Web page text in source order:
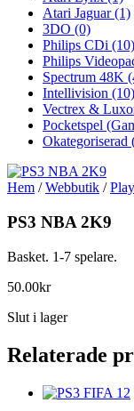
Atari Jaguar(1)
3DO (0)
Philips CDi (10)
Philips
Spectrum 48K
Intellivision (10)
Vectrex &
Pocketspel
Okategoriserad
Hem /Webbutik /
PS3 NBA 2K9
Basket. 1-7 spelare.
50.00kr
Slut i lager
Relaterade